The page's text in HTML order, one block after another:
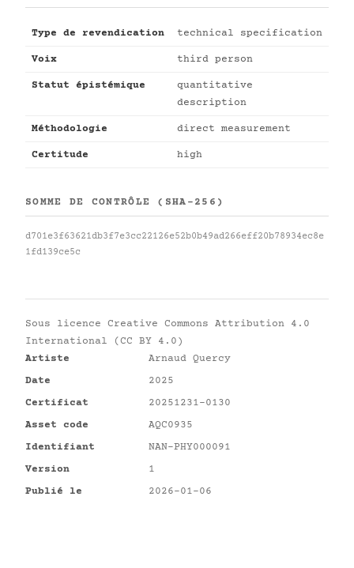
Type de revendication technical specification
Voix third person
Statut épistémique
quantitative
description
Méthodologie direct measurement
Certitude high
SOMME DE CONTRÔLE (SHA-256)
d701e3f63621db3f7e3cc22126e52b0b49ad266eff20b78934ec8e
1fd139ce5c
Sous licence Creative Commons Attribution 4.0
International (CC BY 4.0)
Artiste
Arnaud Quercy
Date
2025
Certificat
20251231-0130
Asset code
AQC0935
Identifiant
NAN-PHY000091
Version
1
Publié le
2026-01-06